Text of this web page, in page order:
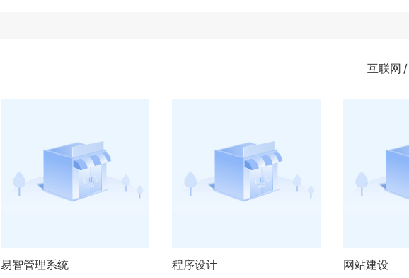
互联网 /
易智管理系统
程序设计
网站建设